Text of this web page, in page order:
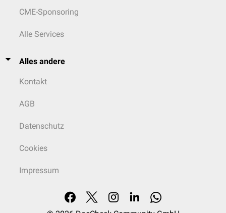
CME-Sponsoring
Alle Services
Alles andere
Kontakt
AGB
Datenschutz
Cookies
Impressum